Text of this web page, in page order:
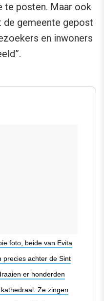
te posten. Maar ook
gemeente gepost
en inwoners
foto, beide van Evita
precies achter de Sint
er honderden
Ze zingen